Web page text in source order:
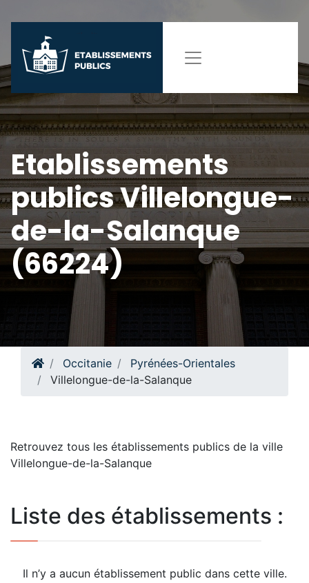
Etablissements
publics Villelongue-
de-la-Salanque
(66224)
Occitanie
Pyrénées-Orientales
Villelongue-de-la-Salanque
Retrouvez tous les établissements publics de la ville
Villelongue-de-la-Salanque
Liste des établissements :
Il n’y a aucun établissement public dans cette ville.